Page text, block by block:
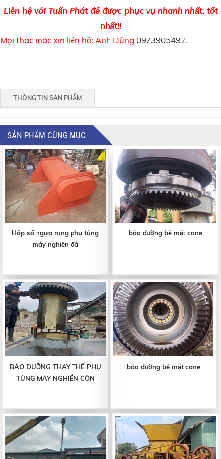
Liên hệ với Tuấn Phát để được phục vụ nhanh nhất, tốt
nhất!!
Mọi thắc mắc xin liên hệ: Anh Dũng 0973905492.
THÔNG TIN SẢN PHẨM
SẢN PHẨM CÙNG MỤC
Hộp số ngựa rung phụ tùng
máy nghiền đá
bảo dưỡng bề mặt cone
BẢO DƯỠNG THAY THẾ PHỤ
TÙNG MÁY NGHIỀN CÔN
bảo dưỡng bề mặt cone